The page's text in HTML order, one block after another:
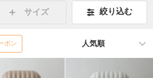
サイズ 絞り込む
ポン